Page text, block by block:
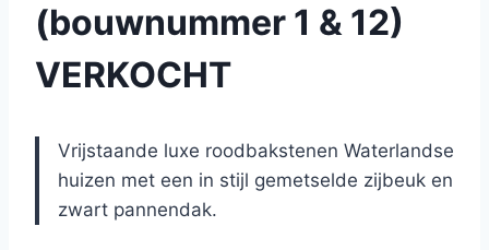
(bouwnummer 1 & 12)
VERKOCHT
Vrijstaande luxe roodbakstenen Waterlandse
huizen met een in stijl gemetselde zijbeuk en
zwart pannendak.